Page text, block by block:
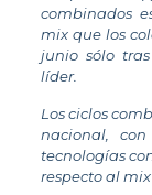
combinados
mix que los
junio sólo
líder.
Los ciclos
nacional,
tecnologías
respecto al